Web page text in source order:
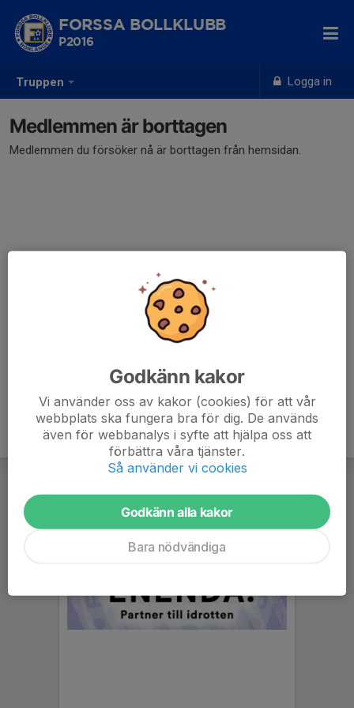
Truppen Logga in
FORSSA BOLLKLUBB
P2016
Medlemmen är borttagen
Medlemmen du försöker nå är borttagen från hemsidan.
Godkänn kakor
Vi använder oss av kakor (cookies) för att vår
webbplats ska fungera bra för dig. De används
även för webbanalys i syfte att hjälpa oss att
förbättra våra tjänster.
Så använder vi cookies
Godkänn alla kakor
Bara nödvändiga